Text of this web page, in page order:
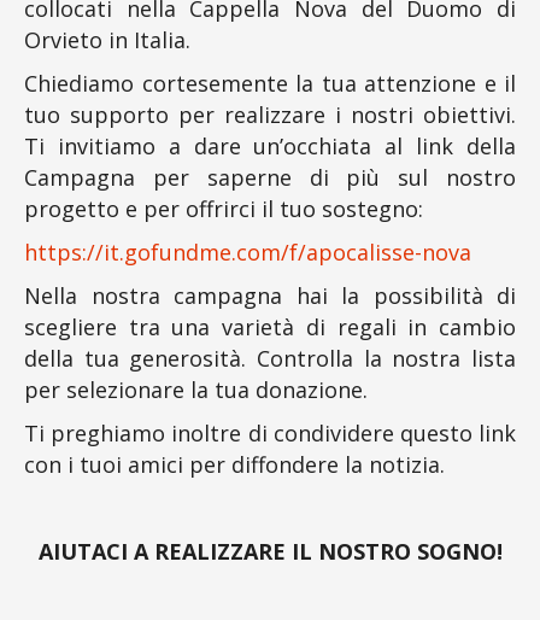
collocati nella Cappella Nova del Duomo di
Orvieto in Italia.
Chiediamo cortesemente la tua attenzione e il
tuo supporto per realizzare i nostri obiettivi.
Ti invitiamo a dare un’occhiata al link della
Campagna per saperne di più sul nostro
progetto e per offrirci il tuo sostegno:
https://it.gofundme.com/f/apocalisse-nova
Nella nostra campagna hai la possibilità di
scegliere tra una varietà di regali in cambio
della tua generosità. Controlla la nostra lista
per selezionare la tua donazione.
Ti preghiamo inoltre di condividere questo link
con i tuoi amici per diffondere la notizia.
AIUTACI A REALIZZARE IL NOSTRO SOGNO!